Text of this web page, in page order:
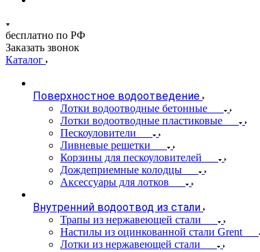
бесплатно по РФ
Заказать звонок
Каталог
Поверхностное водоотведение
Лотки водоотводные бетонные
Лотки водоотводные пластиковые
Пескоуловители
Ливневые решетки
Корзины для пескоуловителей
Дождеприемные колодцы
Аксессуары для лотков
Внутренний водоотвод из стали
Трапы из нержавеющей стали
Настилы из оцинкованной стали Grent
Лотки из нержавеющей стали